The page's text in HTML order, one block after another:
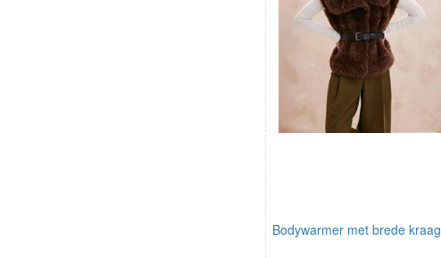
Bodywarmer met brede kraag